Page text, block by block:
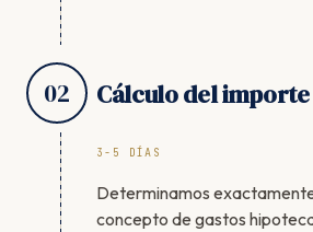
02 Cálculo del
3-5 DÍAS
Determinamos
concepto de gastos